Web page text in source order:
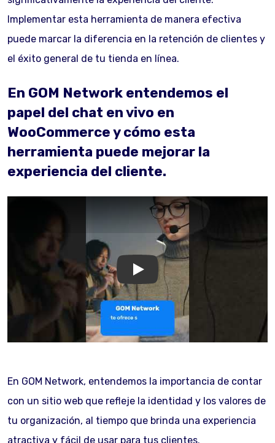
Implementar esta herramienta de manera efectiva
puede marcar la diferencia en la retención de clientes y
el éxito general de tu tienda en línea.
En GOM Network entendemos el
papel del chat en vivo en
WooCommerce y cómo esta
herramienta puede mejorar la
experiencia del cliente.
GOM Network
En GOM Network, entendemos la importancia de contar
con un sitio web que refleje la identidad y los valores de
tu organización, al tiempo que brinda una experiencia
atractiva y fácil de usar para tus clientes.